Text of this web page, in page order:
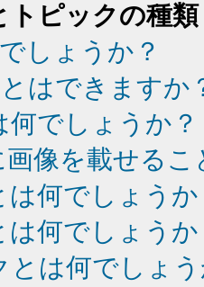
トピックの種類
しょうか？
はできますか
でしょうか？
像を載せる
は何でしょうか
は何でしょうか
とは何でしょ